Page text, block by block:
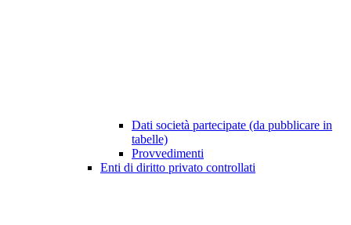
Dati società partecipate (da pubblicare in
tabelle)
Provvedimenti
Enti di diritto privato controllati